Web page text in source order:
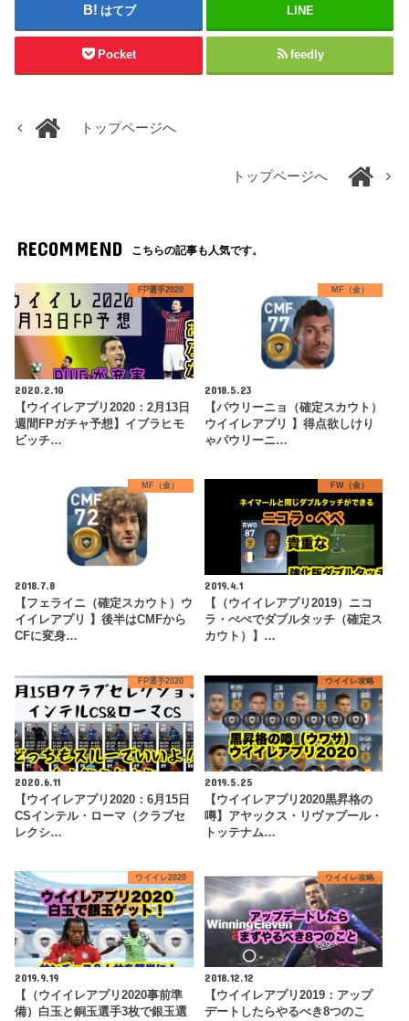
はてブ LINE
Pocket feedly
トップページへ
トップページへ
RECOMMEND こちらの記事も人気です。
FP選手2020
2020.2.10
【ウイイレアプリ2020：2月13日
週間FPガチャ予想】イブラヒモ
ビッチ…
MF（金）
2018.5.23
【パウリーニョ（確定スカウト）
ウイイレアプリ 】得点欲しけり
ゃパウリーニ…
MF（金）
2018.7.8
【フェライニ（確定スカウト）ウ
イイレアプリ 】後半はCMFから
CFに変身…
FW（金）
2019.4.1
【（ウイイレアプリ2019）ニコ
ラ・ぺぺでダブルタッチ（確定ス
カウト）】…
FP選手2020
2020.6.11
【ウイイレアプリ2020：6月15日
CSインテル・ローマ（クラブセ
レクシ…
ウイイレ攻略
2019.5.25
【ウイイレアプリ2020黒昇格の
噂】アヤックス・リヴァプール・
トッテナム…
ウイイレ2020
2019.9.19
【（ウイイレアプリ2020事前準
備）白玉と銅玉選手3枚で銀玉選
ウイイレ攻略
2018.12.12
【ウイイレアプリ2019：アップ
デートしたらやるべき8つのこ